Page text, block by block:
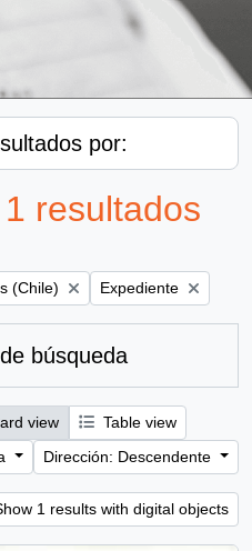
por:
resultados
(Chile) Remove filter:
Expediente
búsqueda
view
Table view
Dirección: Descendente
1 results with digital objects